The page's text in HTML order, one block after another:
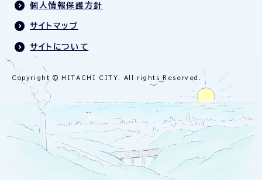
個人情報保護方針
サイトマップ
サイトについて
Copyright © HITACHI CITY. All rights Reserved.